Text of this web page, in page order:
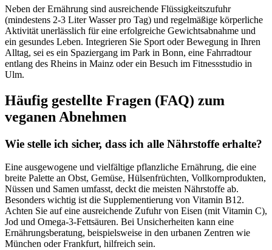
Neben der Ernährung sind ausreichende Flüssigkeitszufuhr
(mindestens 2-3 Liter Wasser pro Tag) und regelmäßige körperliche
Aktivität unerlässlich für eine erfolgreiche Gewichtsabnahme und
ein gesundes Leben. Integrieren Sie Sport oder Bewegung in Ihren
Alltag, sei es ein Spaziergang im Park in Bonn, eine Fahrradtour
entlang des Rheins in Mainz oder ein Besuch im Fitnessstudio in
Ulm.
Häufig gestellte Fragen (FAQ) zum
veganen Abnehmen
Wie stelle ich sicher, dass ich alle Nährstoffe erhalte?
Eine ausgewogene und vielfältige pflanzliche Ernährung, die eine
breite Palette an Obst, Gemüse, Hülsenfrüchten, Vollkornprodukten,
Nüssen und Samen umfasst, deckt die meisten Nährstoffe ab.
Besonders wichtig ist die Supplementierung von Vitamin B12.
Achten Sie auf eine ausreichende Zufuhr von Eisen (mit Vitamin C),
Jod und Omega-3-Fettsäuren. Bei Unsicherheiten kann eine
Ernährungsberatung, beispielsweise in den urbanen Zentren wie
München oder Frankfurt, hilfreich sein.